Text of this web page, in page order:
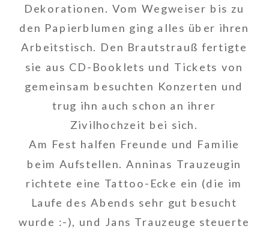
Dekorationen. Vom Wegweiser bis zu
den Papierblumen ging alles über ihren
Arbeitstisch. Den Brautstrauß fertigte
sie aus CD-Booklets und Tickets von
gemeinsam besuchten Konzerten und
trug ihn auch schon an ihrer
Zivilhochzeit bei sich.
Am Fest halfen Freunde und Familie
beim Aufstellen. Anninas Trauzeugin
richtete eine Tattoo-Ecke ein (die im
Laufe des Abends sehr gut besucht
wurde :-), und Jans Trauzeuge steuerte